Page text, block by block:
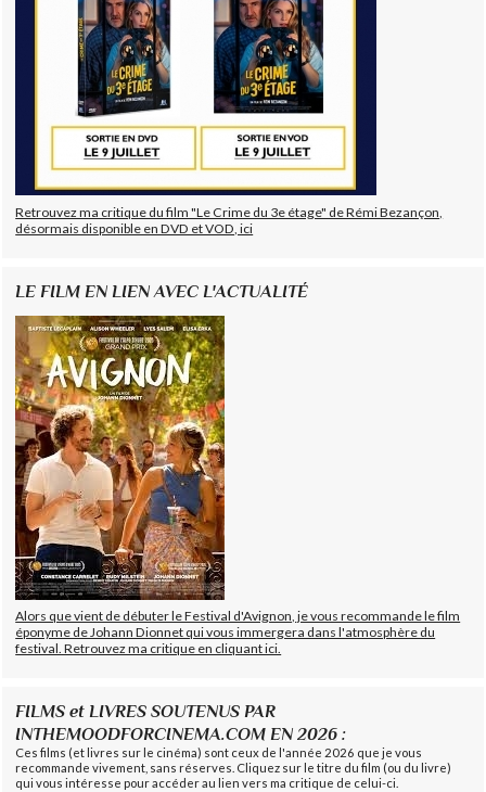
Retrouvez ma critique du film "Le Crime du 3e étage" de Rémi Bezançon,
désormais disponible en DVD et VOD, ici
LE FILM EN LIEN AVEC L'ACTUALITÉ
Alors que vient de débuter le Festival d'Avignon, je vous recommande le film
éponyme de Johann Dionnet qui vous immergera dans l'atmosphère du
festival. Retrouvez ma critique en cliquant ici.
FILMS et LIVRES SOUTENUS PAR
INTHEMOODFORCINEMA.COM EN 2026 :
Ces films (et livres sur le cinéma) sont ceux de l'année 2026 que je vous
recommande vivement, sans réserves. Cliquez sur le titre du film (ou du livre)
qui vous intéresse pour accéder au lien vers ma critique de celui-ci.